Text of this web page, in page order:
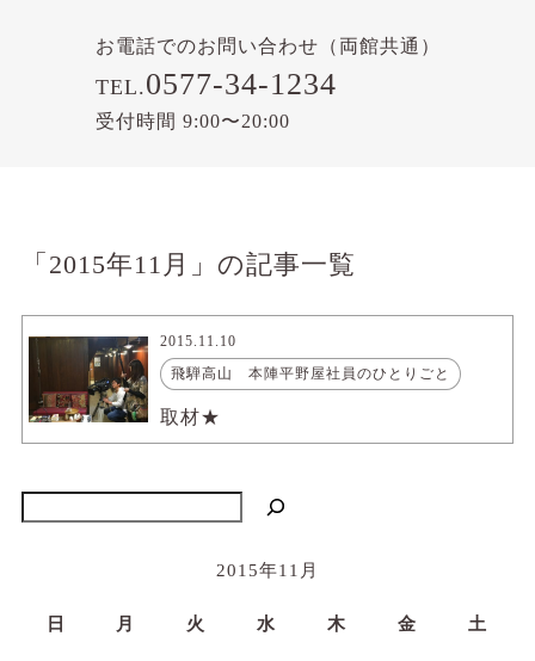
お電話でのお問い合わせ（両館共通）
TEL.0577-34-1234
受付時間 9:00〜20:00
「2015年11月」の記事一覧
2015.11.10
飛騨高山 本陣平野屋社員のひとりごと
取材★
2015年11月
日 月 火 水 木 金 土